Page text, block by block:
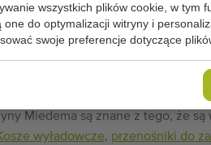
wszystkich plików cookie, w tym
do optymalizacji witryny i
swoje preferencje dotyczące
maszyny do sadzenia,
i z magazynów. W 2014 r. Miedema
kombajnów produkowanych
Miedema stworzyć pełną ofertę
celem Miedema jest zyskanie
Miedema są znane z tego, że
wyładowcze, przenośniki do